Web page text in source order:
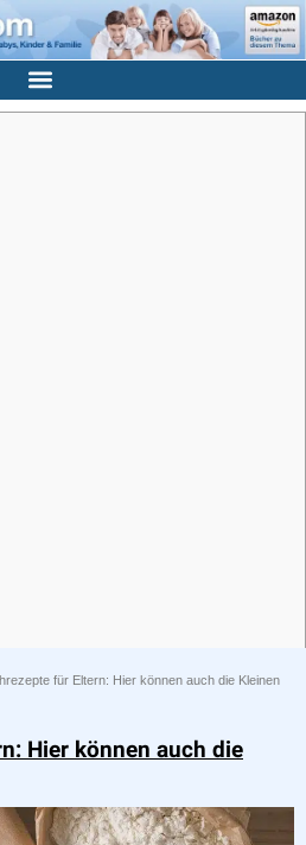
für Eltern: Hier können auch die Kleinen
Hier können auch die